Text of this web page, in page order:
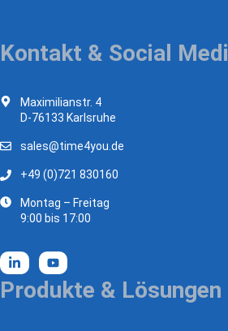
Kontakt & Social
Maximilianstr. 4
D-76133 Karlsruhe
sales@time4you.de
+49 (0)721 830160
Montag – Freitag
9:00 bis 17:00
Produkte & Lösungen